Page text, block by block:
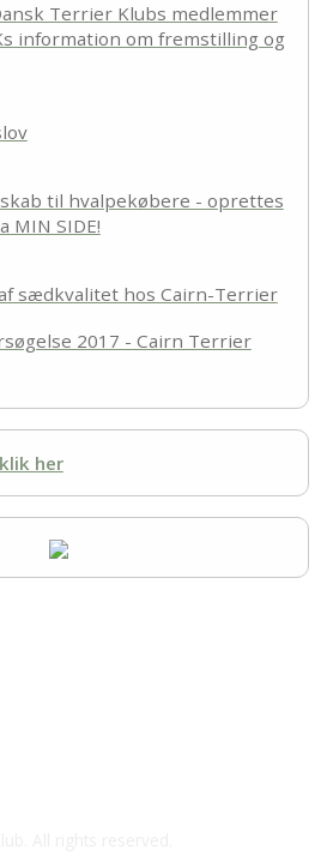
Terrier Klubs medlemmer
information om fremstilling og
til hvalpekøbere - oprettes
MIN SIDE!
sædkvalitet hos Cairn-Terrier
2017 - Cairn Terrier
her